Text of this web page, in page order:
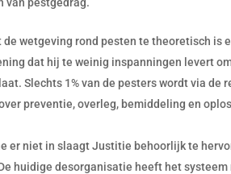
wetgeving rond pesten te theoretisch is
dat hij te weinig inspanningen levert
Slechts 1% van de pesters wordt via de
preventie, overleg, bemiddeling en
er niet in slaagt Justitie behoorlijk te
huidige desorganisatie heeft het systeem